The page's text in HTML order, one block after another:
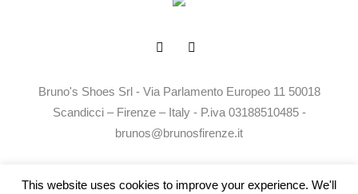
Bruno's Shoes Srl - Via Parlamento Europeo 11 50018
Scandicci – Firenze – Italy - P.iva 03188510485 -
brunos@brunosfirenze.it
This website uses cookies to improve your experience. We'll